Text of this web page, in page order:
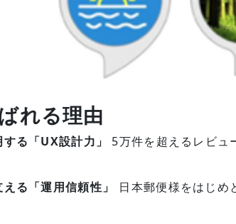
れる理由
る「UX設計力」 5万件を超えるレビュ
る「運用信頼性」
日本郵便様をはじめ